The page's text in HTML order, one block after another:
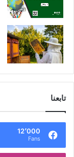
تابعنا
12٬000
Fans